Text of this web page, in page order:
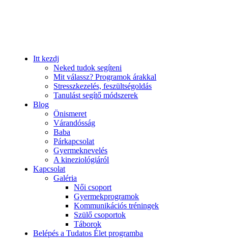
Itt kezdj
Neked tudok segíteni
Mit válassz? Programok árakkal
Stresszkezelés, feszültségoldás
Tanulást segítő módszerek
Blog
Önismeret
Várandósság
Baba
Párkapcsolat
Gyermeknevelés
A kineziológiáról
Kapcsolat
Galéria
Női csoport
Gyermekprogramok
Kommunikációs tréningek
Szülő csoportok
Táborok
Belépés a Tudatos Élet programba